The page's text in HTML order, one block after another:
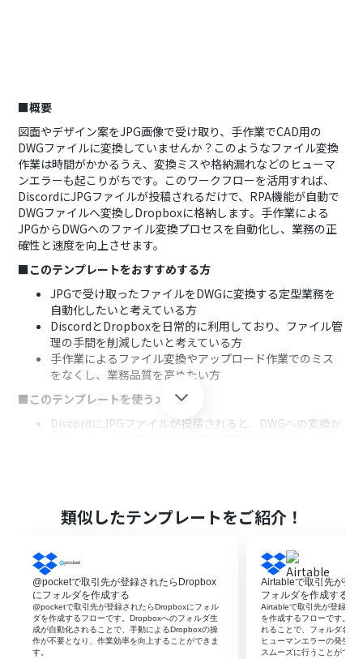
■概要
図面やデザイン案をJPG画像で受け取り、手作業でCAD用の
DWGファイルに変換していませんか？このようなファイル変換
作業は時間がかかるうえ、変換ミスや格納漏れなどのヒューマ
ンエラーも起こりがちです。このワークフローを活用すれば、
DiscordにJPGファイルが投稿されるだけで、RPA機能が自動で
DWGファイルへ変換しDropboxに格納します。手作業による
JPGからDWGへのファイル変換プロセスを自動化し、業務の正
確性と速度を向上させます。
■このテンプレートをおすすめする方
JPGで受け取ったファイルをDWGに変換する定型業務を
自動化したいと考えている方
DiscordとDropboxを日常的に利用しており、ファイル管
理の手間を削減したいと考えている方
手作業によるファイル変換やアップロード作業でのミス
をなくし、業務品質を高めたい方
■このテンプレートを使うメリット
DiscordにJPGファイルが投稿されると、DWGへの変換か
■フローボットの流れ
はじめに、DiscordとDropboxをYoomと連携します。
次に、トリガーでDiscordを選択し、「ファイルがチャン
ネルに投稿されたら」というアクションを設定します。こ
れにより、指定したチャンネルへのファイル投稿を検知し
ます。
次に、オペレーションの分岐機能で、投稿されたファイル
がJPG形式である場合のみ後続の処理に進むよう設定しま
類似したテンプレートをご紹介！
@pocketで取引先が登録されたらDropbox
にフォルダを作成する
@pocketで取引先が登録されたらDropboxにフォル
ダを作成するフローです。Dropboxへのフォルダ生
成が自動化されることで、手動によるDropboxの操
作が不要となり、作業効率を向上することができま
す。
Airtableで取引先が登
フォルダを作成する
Airtableで取引先が登録さ
を作成するフローです。フ
れることで、フォルダ名の
ヒューマンエラーの発生を
スムーズに行うことができ